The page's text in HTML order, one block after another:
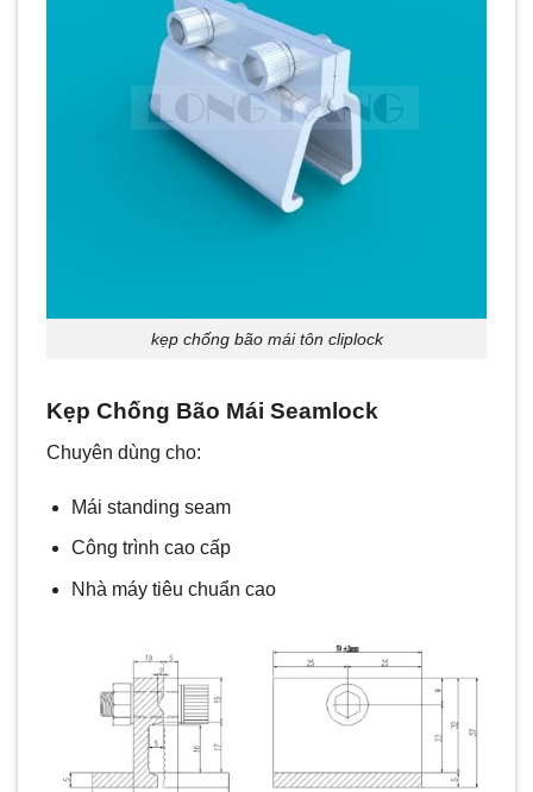
kẹp chống bão mái tôn cliplock
Kẹp Chống Bão Mái Seamlock
Chuyên dùng cho:
Mái standing seam
Công trình cao cấp
Nhà máy tiêu chuẩn cao